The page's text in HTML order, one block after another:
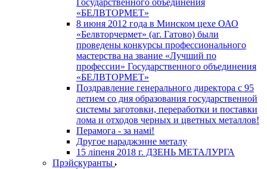
Государственного объединения
«БЕЛВТОРМЕТ»
8 июня 2012 года в Минском цехе ОАО
«Белвторчермет» (аг. Гатово) были
проведены конкурсы профессионального
мастерства на звание «Лучший по
профессии» Государственного объединения
«БЕЛВТОРМЕТ»
Поздравление генерального директора с 95
летием со дня образования государственной
системы заготовки, переработки и поставки
лома и отходов черных и цветных металлов!
Перамога - за намі!
Другое нараджэнне металу
15 ліпеня 2018 г. ДЗЕНЬ МЕТАЛУРГА
Прэйскуранты